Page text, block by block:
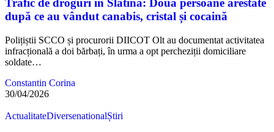
Trafic de droguri în Slatina: Două persoane arestate
după ce au vândut canabis, cristal și cocaină
Polițiștii SCCO și procurorii DIICOT Olt au documentat activitatea
infracțională a doi bărbați, în urma a opt percheziții domiciliare
soldate…
Constantin Corina
30/04/2026
ActualitateDiversenationalȘtiri